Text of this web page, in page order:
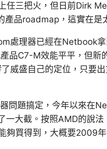
任三把火，但日前Dirk
品roadmap，這實在是
處理器已經在Netbook
品C7-M效能平平，但新
威盛自己的定位，只要
問題搞定，今年以來在
一大截。按照AMD的說
夠買得到，大概要2009